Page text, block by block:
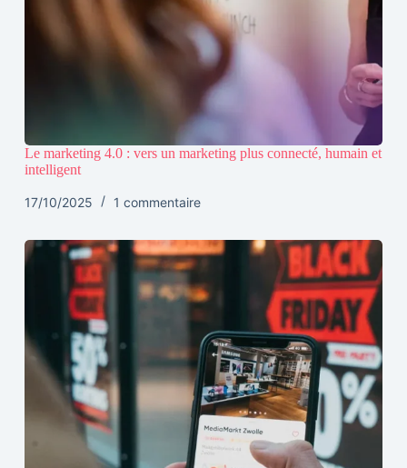
Le marketing 4.0 : vers un marketing plus connecté, humain et
intelligent
17/10/2025 1 commentaire